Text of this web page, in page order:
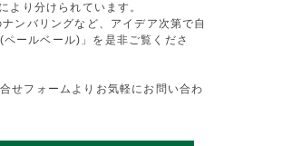
より分けられています。
ンバリングなど、アイデア次第で自
ールベール)」を是非ご覧くださ
せフォームよりお気軽にお問い合わ